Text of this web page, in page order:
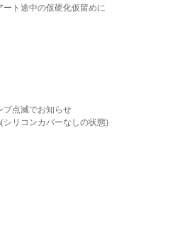
ート途中の仮硬化仮留めに
プ点滅でお知らせ
シリコンカバーなしの状態)